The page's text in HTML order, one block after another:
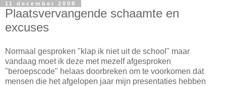
11 december 2008
Plaatsvervangende schaamte en
excuses
Normaal gesproken "klap ik niet uit de school" maar
vandaag moet ik deze met mezelf afgesproken
"beroepscode" helaas doorbreken om te voorkomen dat
mensen die het afgelopen jaar mijn presentaties hebben